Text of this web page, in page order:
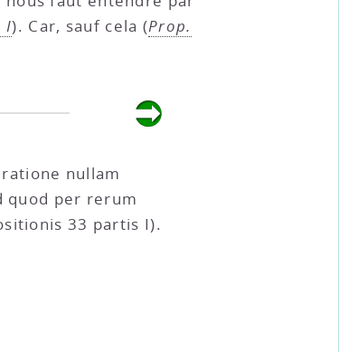
I). Car, sauf cela (Prop.
nullam
quod per rerum
33 partis I).